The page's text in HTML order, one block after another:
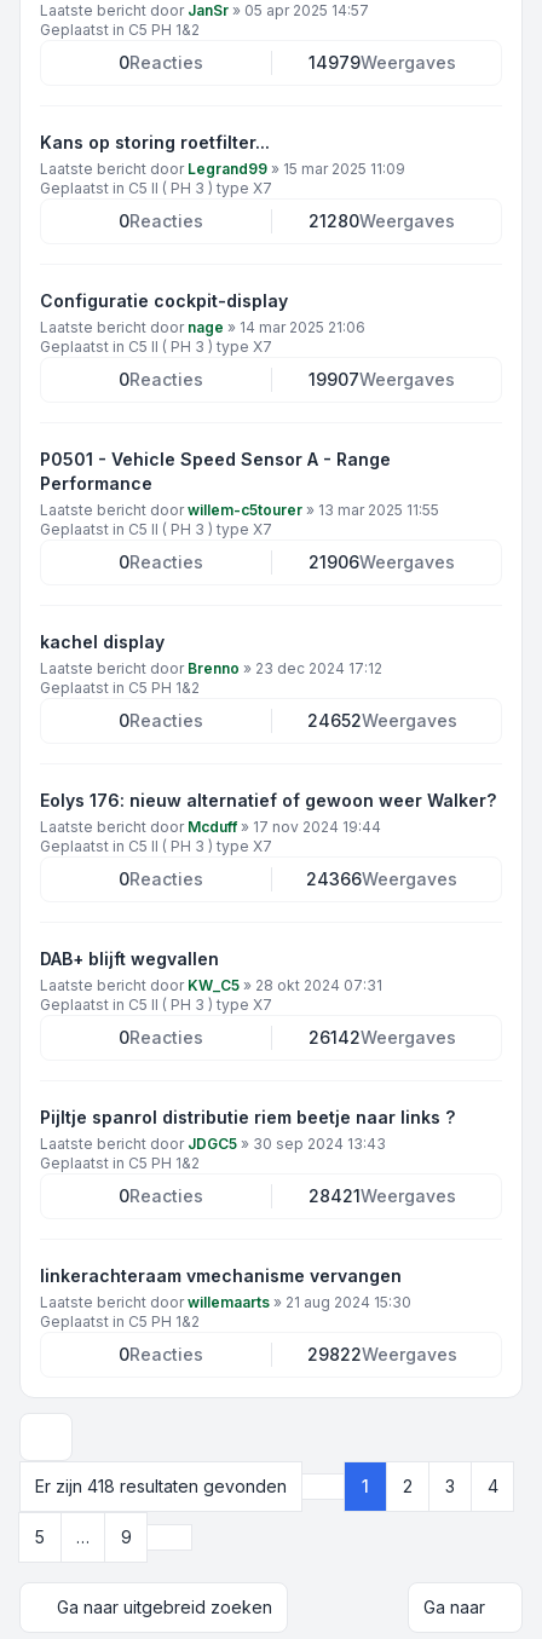
Laatste bericht door JanSr » 05 apr 2025 14:57
Geplaatst in C5 PH 1&2
0Reacties 14979Weergaves
Kans op storing roetfilter...
Laatste bericht door Legrand99 » 15 mar 2025 11:09
Geplaatst in C5 II ( PH 3 ) type X7
0Reacties 21280Weergaves
Configuratie cockpit-display
Laatste bericht door nage » 14 mar 2025 21:06
Geplaatst in C5 II ( PH 3 ) type X7
0Reacties 19907Weergaves
P0501 - Vehicle Speed Sensor A - Range
Performance
Laatste bericht doorwillem-c5tourer » 13 mar 2025 11:55
Geplaatst in C5 II ( PH 3 ) type X7
0Reacties 21906Weergaves
kachel display
Laatste bericht door Brenno » 23 dec 2024 17:12
Geplaatst in C5 PH 1&2
0Reacties 24652Weergaves
Eolys 176: nieuw alternatief of gewoon weer Walker?
Laatste bericht door Mcduff» 17 nov 2024 19:44
Geplaatst in C5 II ( PH 3 ) type X7
0Reacties 24366Weergaves
DAB+ blijft wegvallen
Laatste bericht door KW_C5 » 28 okt 2024 07:31
Geplaatst in C5 II ( PH 3 ) type X7
0Reacties 26142Weergaves
Pijltje spanrol distributie riem beetje naar links ?
Laatste bericht door JDGC5 » 30 sep 2024 13:43
Geplaatst in C5 PH 1&2
0Reacties 28421Weergaves
linkerachteraam vmechanisme vervangen
Laatste bericht doorwillemaarts » 21 aug 2024 15:30
Geplaatst in C5 PH 1&2
0Reacties 29822Weergaves
Er zijn 418 resultaten gevonden
Pagina van
1 2 3 4
5 … 9
Ga naar uitgebreid zoeken Ga naar